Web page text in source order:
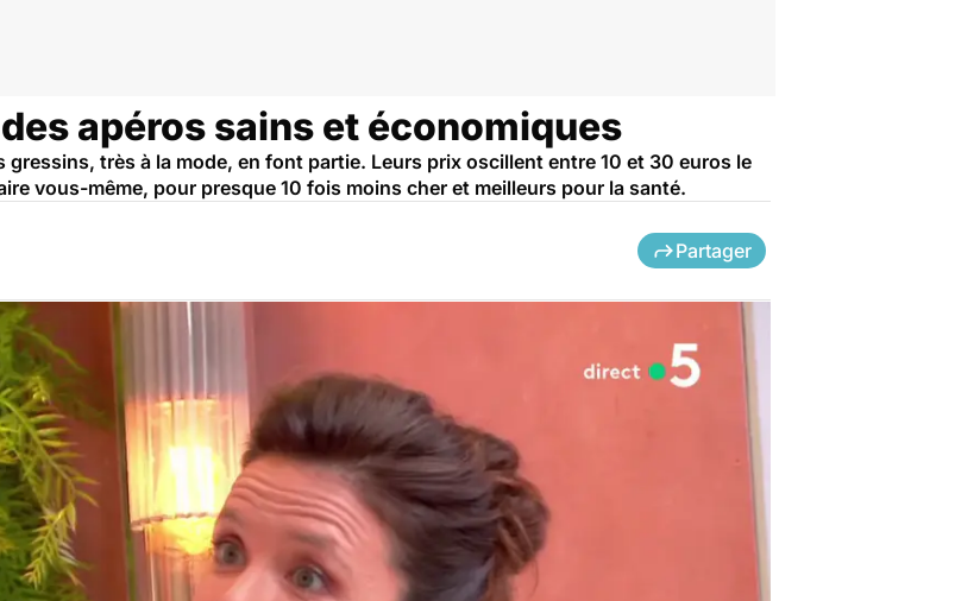
apéros sains et économiques
très à la mode, en font partie. Leurs prix oscillent entre 10 et 30 euros le
vous-même, pour presque 10 fois moins cher et meilleurs pour la santé.
Partager